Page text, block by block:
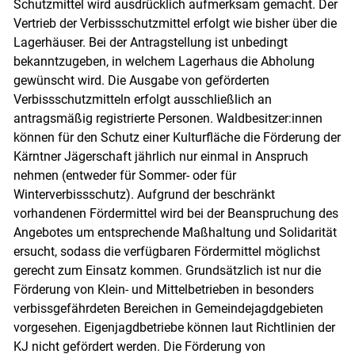
Schutzmittel wird ausdrücklich aufmerksam gemacht. Der
Vertrieb der Verbissschutzmittel erfolgt wie bisher über die
Lagerhäuser. Bei der Antragstellung ist unbedingt
bekanntzugeben, in welchem Lagerhaus die Abholung
gewünscht wird. Die Ausgabe von geförderten
Verbissschutzmitteln erfolgt ausschließlich an
antragsmäßig registrierte Personen. Waldbesitzer:innen
können für den Schutz einer Kulturfläche die Förderung der
Kärntner Jägerschaft jährlich nur einmal in Anspruch
nehmen (entweder für Sommer- oder für
Winterverbissschutz). Aufgrund der beschränkt
vorhandenen Fördermittel wird bei der Beanspruchung des
Angebotes um entsprechende Maßhaltung und Solidarität
ersucht, sodass die verfügbaren Fördermittel möglichst
gerecht zum Einsatz kommen. Grundsätzlich ist nur die
Förderung von Klein- und Mittelbetrieben in besonders
verbissgefährdeten Bereichen in Gemeindejagdgebieten
vorgesehen. Eigenjagdbetriebe können laut Richtlinien der
KJ nicht gefördert werden. Die Förderung von